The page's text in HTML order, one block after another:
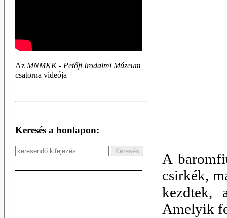
Az MNMKK - Petőfi Irodalmi Múzeum
csatorna videója
Keresés a honlapon:
A
csirkék,
kezdtek,
Amelyik